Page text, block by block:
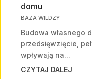
domu
BAZA WIEDZY
Budowa własnego
przedsięwzięcie,
wpływają na...
CZYTAJ DALEJ